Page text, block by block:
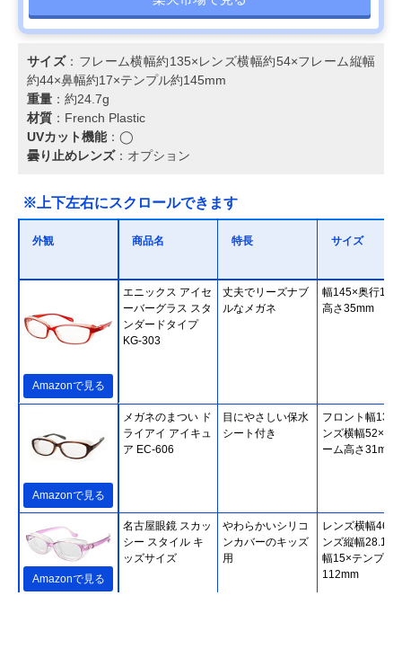
サイズ：フレーム横幅約135×レンズ横幅約54×フレーム縦幅
約44×鼻幅約17×テンプル約145mm
重量 ：約24.7g
材質 ：French Plastic
UVカット機能：◯
曇り止めレンズ：オプション
※上下左右にスクロールできます
外観 商品名 特長 サイズ
Amazonで見る
エニックス アイセ
ーバーグラス スタ
ンダードタイプ
KG-303
丈夫でリーズナブ
ルなメガネ
幅145×奥行
高さ35mm
Amazonで見る
メガネのまつい ド
ライアイ アイキュ
ア EC-606
目にやさしい保水
シート付き
フロント幅
ンズ横幅52×フ
ーム高さ31mm
Amazonで見る
名古屋眼鏡 スカッ
シー スタイル キ
ッズサイズ
やわらかいシリコ
ンカバーのキッズ
用
レンズ横幅46×
ンズ縦幅28.1×
幅15×テンプル
112mm